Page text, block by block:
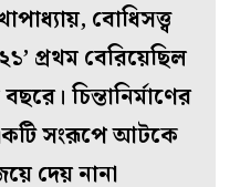
বোধিসত্ত্ব
প্রথম বেরিয়েছিল
চিন্তানির্মাণের
সংরূপে আটকে
দেয় নানা